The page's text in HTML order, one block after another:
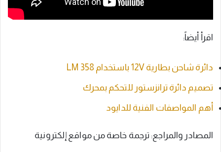
اقرأ أيضاً:
دائرة شاحن بطارية 12V باستخدام 358 LM
تصميم دائرة ترانزستور للتحكم بمحرك
أهم المواصفات الفنية للدايود
المصادر والمراجع: ترجمة خاصة من مواقع إلكترونية